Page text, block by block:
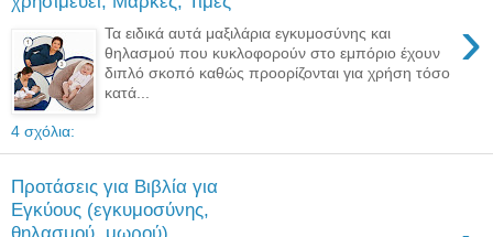
›
Τα ειδικά αυτά μαξιλάρια εγκυμοσύνης και
θηλασμού που κυκλοφορούν στο εμπόριο έχουν
διπλό σκοπό καθώς προορίζονται για χρήση τόσο
κατά...
4 σχόλια:
Προτάσεις για Βιβλία για
Εγκύους (εγκυμοσύνης,
θηλασμού, μωρού)